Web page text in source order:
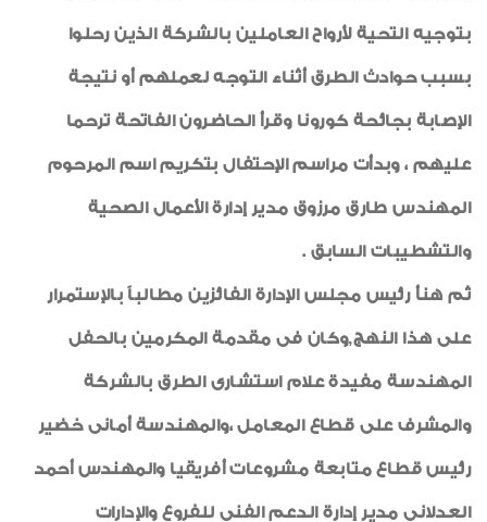
بتوجيه التحية لأرواح العاملين بالشركة الذين رحلوا
بسبب حوادث الطرق أثناء التوجه لعملهم أو نتيجة
الإصابة بجائحة كورونا وقرأ الحاضرون الفاتحة ترحما
عليهم ، وبدأت مراسم الإحتفال بتكريم اسم المرحوم
المهندس طارق مرزوق مدير إدارة الأعمال الصحية
والتشطيبات السابق .
ثم هنأ رئيس مجلس الإدارة الفائزين مطالباً بالإستمرار
على هذا النهج,وكان فى مقدمة المكرمين بالحفل
المهندسة مفيدة علام استشارى الطرق بالشركة
والمشرف على قطاع المعامل ،والمهندسة أمانى خضير
رئيس قطاع متابعة مشروعات أفريقيا والمهندس أحمد
العدلانى مدير إدارة الدعم الفنى للفروع والإدارات